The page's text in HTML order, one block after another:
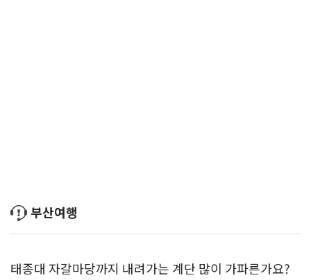
부산여행
태종대 자갈마당까지 내려가는 계단 많이 가파른가요?